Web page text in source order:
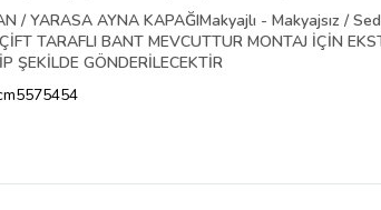
/ YARASA AYNA KAPAĞIMakyajlı - Makyajsız /
TARAFLI BANT MEVCUTTUR MONTAJ İÇİN
ŞEKİLDE GÖNDERİLECEKTİR